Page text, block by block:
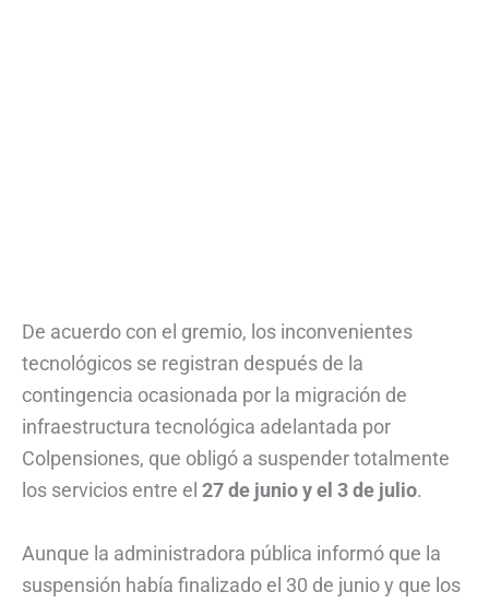
De acuerdo con el gremio, los inconvenientes
tecnológicos se registran después de la
contingencia ocasionada por la migración de
infraestructura tecnológica adelantada por
Colpensiones, que obligó a suspender totalmente
los servicios entre el 27 de junio y el 3 de julio.
Aunque la administradora pública informó que la
suspensión había finalizado el 30 de junio y que los